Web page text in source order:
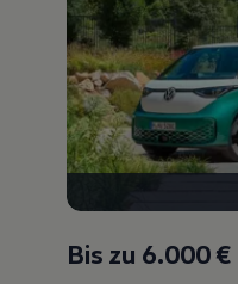
Bis zu 6.000 €